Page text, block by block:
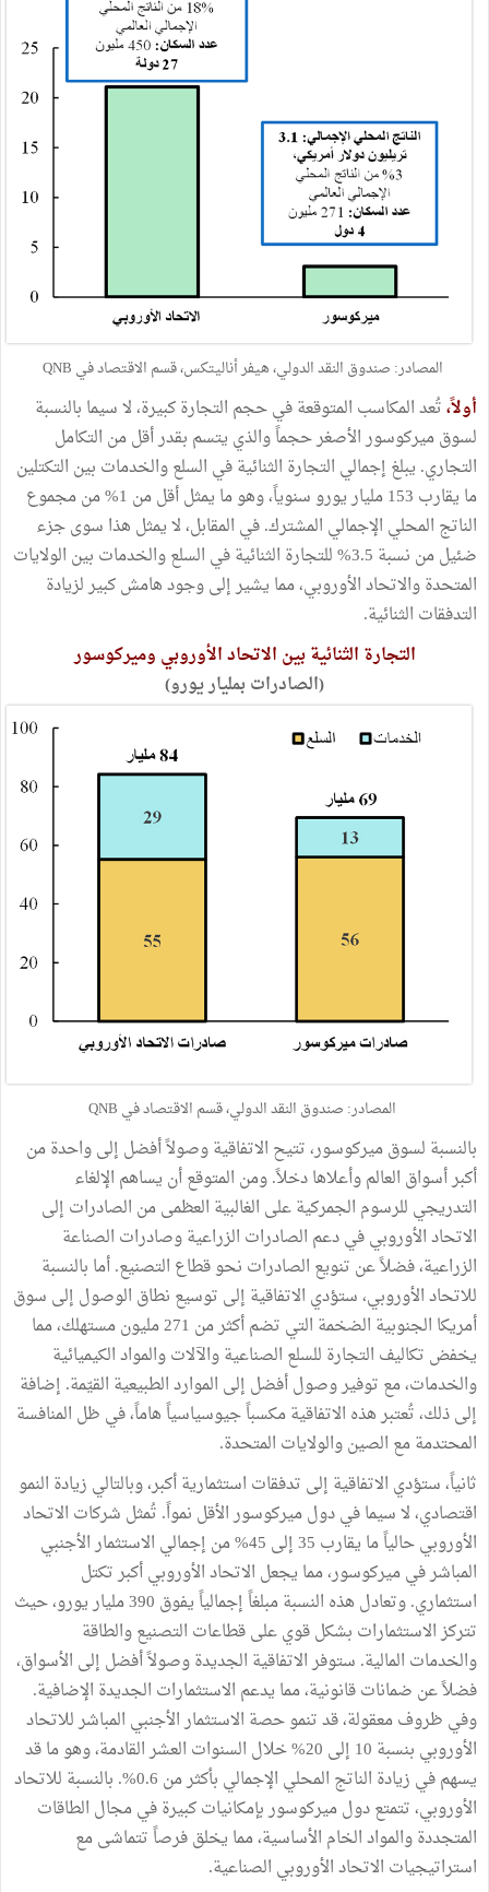
المصادر: صندوق النقد الدولي، هيفر أناليتكس، قسم الاقتصاد في QNB
أولاً،تُعد المكاسب المتوقعة في حجم التجارة كبيرة، لا سيما بالنسبة
لسوق ميركوسور الأصغر حجماً والذي يتسم بقدر أقل من التكامل
التجاري. يبلغ إجمالي التجارة الثنائية في السلع والخدمات بين التكتلين
ما يقارب 153 مليار يورو سنوياً، وهو ما يمثل أقل من 1% من مجموع
الناتج المحلي الإجمالي المشترك. في المقابل، لا يمثل هذا سوى جزء
ضئيل من نسبة 3.5% للتجارة الثنائية في السلع والخدمات بين الولايات
المتحدة والاتحاد الأوروبي، مما يشير إلى وجود هامش كبير لزيادة
التدفقات الثنائية.
التجارة الثنائية بين الاتحاد الأوروبي وميركوسور
(الصادرات بمليار يورو)
المصادر: صندوق النقد الدولي، قسم الاقتصاد في QNB
بالنسبة لسوق ميركوسور، تتيح الاتفاقية وصولاً أفضل إلى واحدة من
أكبر أسواق العالم وأعلاها دخلاً. ومن المتوقع أن يساهم الإلغاء
التدريجي للرسوم الجمركية على الغالبية العظمى من الصادرات إلى
الاتحاد الأوروبي في دعم الصادرات الزراعية وصادرات الصناعة
الزراعية، فضلاً عن تنويع الصادرات نحو قطاع التصنيع. أما بالنسبة
للاتحاد الأوروبي، ستؤدي الاتفاقية إلى توسيع نطاق الوصول إلى سوق
أمريكا الجنوبية الضخمة التي تضم أكثر من 271 مليون مستهلك، مما
يخفض تكاليف التجارة للسلع الصناعية والآلات والمواد الكيميائية
والخدمات، مع توفير وصول أفضل إلى الموارد الطبيعية القيّمة. إضافة
إلى ذلك، تُعتبر هذه الاتفاقية مكسباً جيوسياسياً هاماً، في ظل المنافسة
المحتدمة مع الصين والولايات المتحدة.
ثانياً، ستؤدي الاتفاقية إلى تدفقات استثمارية أكبر، وبالتالي زيادة النمو
اقتصادي، لا سيما في دول ميركوسور الأقل نمواً. تُمثل شركات الاتحاد
الأوروبي حالياً ما يقارب 35 إلى 45% من إجمالي الاستثمار الأجنبي
المباشر في ميركوسور، مما يجعل الاتحاد الأوروبي أكبر تكتل
استثماري. وتعادل هذه النسبة مبلغاً إجمالياً يفوق 390 مليار يورو، حيث
تتركز الاستثمارات بشكل قوي على قطاعات التصنيع والطاقة
والخدمات المالية. ستوفر الاتفاقية الجديدة وصولاً أفضل إلى الأسواق،
فضلاً عن ضمانات قانونية، مما يدعم الاستثمارات الجديدة الإضافية.
وفي ظروف معقولة، قد تنمو حصة الاستثمار الأجنبي المباشر للاتحاد
الأوروبي بنسبة 10 إلى 20% خلال السنوات العشر القادمة، وهو ما قد
يسهم في زيادة الناتج المحلي الإجمالي بأكثر من 0.6%. بالنسبة للاتحاد
الأوروبي، تتمتع دول ميركوسور بإمكانيات كبيرة في مجال الطاقات
المتجددة والمواد الخام الأساسية، مما يخلق فرصاً تتماشى مع
استراتيجيات الاتحاد الأوروبي الصناعية.